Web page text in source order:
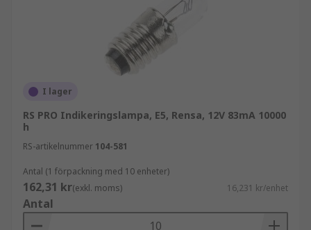
I lager
RS PRO Indikeringslampa, E5, Rensa, 12V 83mA 10000
h
RS-artikelnummer 104-581
Antal (1 förpackning med 10 enheter)
162,31 kr(exkl. moms) 16,231 kr/enhet
Antal